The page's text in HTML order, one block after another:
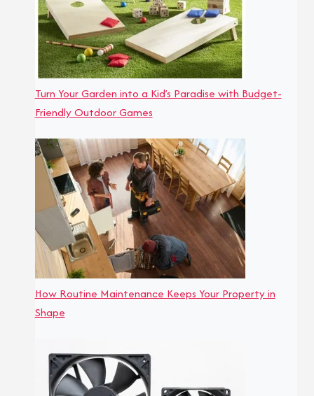
Turn Your Garden into a Kid’s Paradise with Budget-
Friendly Outdoor Games
How Routine Maintenance Keeps Your Property in
Shape